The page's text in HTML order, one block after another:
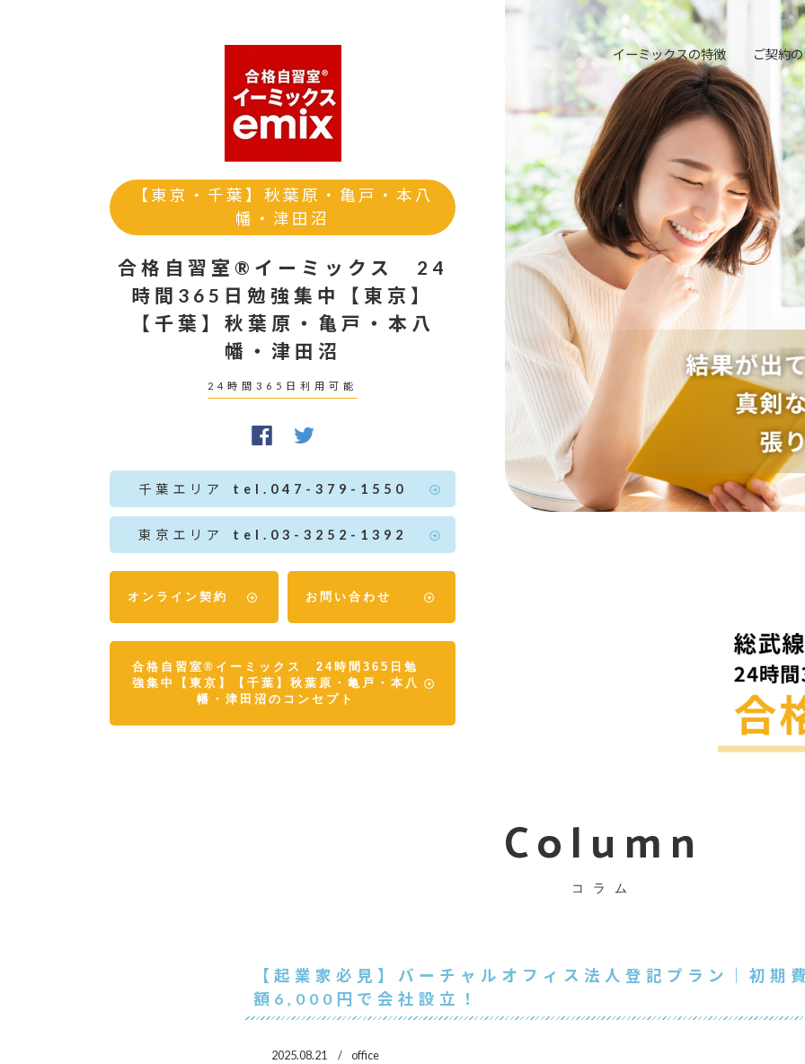
【東京・千葉】秋葉原・亀戸・本八
幡・津田沼
合格自習室®イーミックス 24
時間365日勉強集中【東京】
【千葉】秋葉原・亀戸・本八
幡・津田沼
24時間365日利用可能
千葉エリア tel.047-379-1550
東京エリア tel.03-3252-1392
オンライン契約 お問い合わせ
合格自習室®イーミックス 24時間365日勉
強集中【東京】【千葉】秋葉原・亀戸・本八
幡・津田沼のコンセプト
イーミックスの特徴 ご契約
Column
コラム
【起業家必見】バーチャルオフィス法人登記プラン｜初期
額6,000円で会社設立！
2025.08.21 office